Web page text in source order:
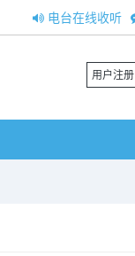
电台在线收听
用户注册